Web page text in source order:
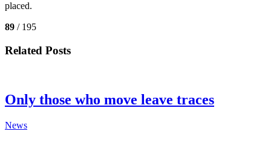
placed.
89 / 195
Related Posts
Only those who move leave traces
News